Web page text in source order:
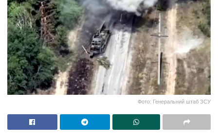
Фото: Генеральний штаб ЗСУ